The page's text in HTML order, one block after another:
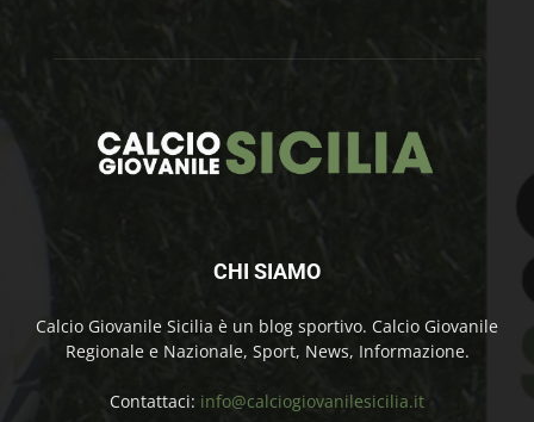
CHI SIAMO
Calcio Giovanile Sicilia è un blog sportivo. Calcio Giovanile
Regionale e Nazionale, Sport, News, Informazione.
Contattaci: info@calciogiovanilesicilia.it